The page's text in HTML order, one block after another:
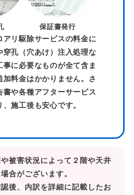
保証書発行
アリ駆除サービスの料金に
穿孔（穴あけ）注入処理な
事に必要なものが全て含ま
加料金はかかりません。さ
書や各種アフターサービス
施工後も安心です。
被害状況によって２階や天井
合がございます。
後、内訳を詳細に記載したお